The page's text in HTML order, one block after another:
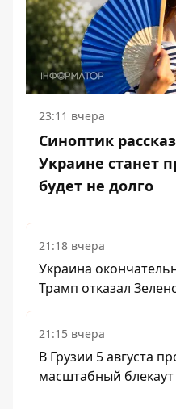
23:11 вчера
Синоптик
Украине станет
будет не долго
21:18 вчера
Украина
Трамп отказал
21:15 вчера
В Грузии 5 августа
масштабный блекаут